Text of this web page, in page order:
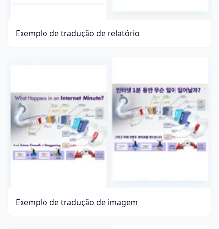
Exemplo de tradução de relatório
Exemplo de tradução de imagem